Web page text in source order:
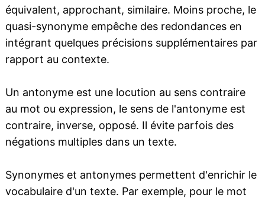
équivalent, approchant, similaire. Moins proche, le
quasi-synonyme empêche des redondances en
intégrant quelques précisions supplémentaires par
rapport au contexte.
Un antonyme est une locution au sens contraire
au mot ou expression, le sens de l'antonyme est
contraire, inverse, opposé. Il évite parfois des
négations multiples dans un texte.
Synonymes et antonymes permettent d'enrichir le
vocabulaire d'un texte. Par exemple, pour le mot